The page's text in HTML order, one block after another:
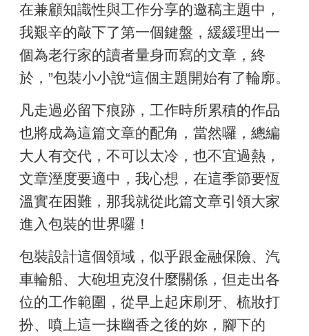
在兼顧知識性與工作分享的邀稿主題中，
我艱辛的敲下了第一個鍵盤，緩緩理出一
個為老行家的讀者量身而寫的文章，終
於，”包裝小小說“這個主題開始有了輪廓。
凡走過必留下痕跡，工作時所累積的作品
也將成為這篇文章的配角，當然囉，總編
大人有交代，不可以太冷，也不宜過熱，
文章溼度要適中，我心想，在這季節要恆
溫實在困難，那我就從此篇文章引領大家
進入包裝的世界囉！
包裝設計這個領域，似乎跟金融保險、汽
車輪船、大砲坦克沒什麼關係，但走出各
位的工作範圍，從早上起床刷牙、梳妝打
扮、噴上這一抹幽香之後的妳，腳下的